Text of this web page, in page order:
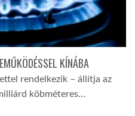
KÍNÁBA
rendelkezik – állítja az
köbméteres…